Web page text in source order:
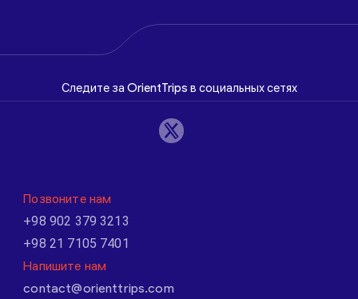
Следите за OrientTrips в социальных сетях
Позвоните нам
+98 902 379 3213
+98 21 7105 7401
Напишите нам
contact@orienttrips.com